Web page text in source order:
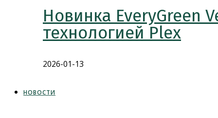
Новинка EveryGreen
технологией Plex
2026-01-13
НОВОСТИ